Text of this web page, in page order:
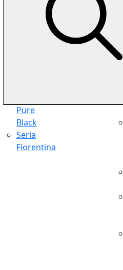
cosmetice
Pure
Black
Seria
Fiorentina